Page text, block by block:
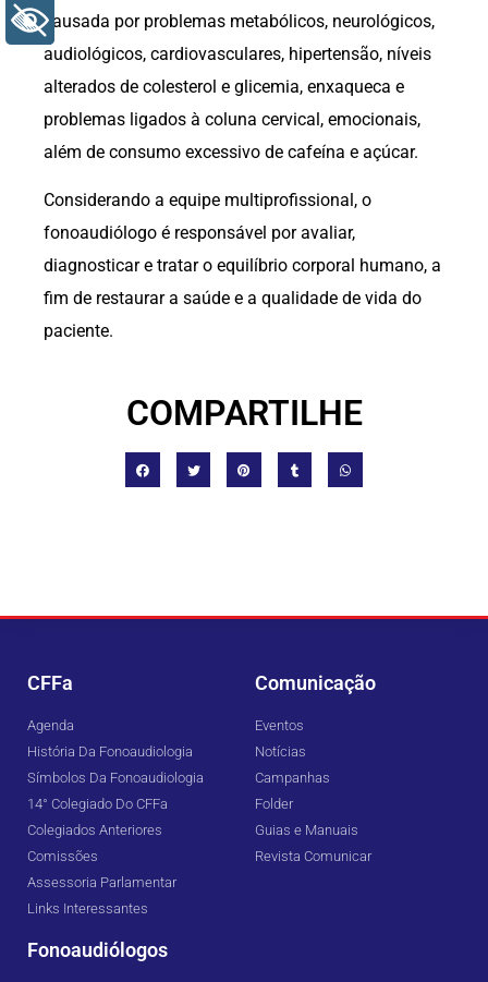
causada por problemas metabólicos, neurológicos,
audiológicos, cardiovasculares, hipertensão, níveis
alterados de colesterol e glicemia, enxaqueca e
problemas ligados à coluna cervical, emocionais,
além de consumo excessivo de cafeína e açúcar.
Considerando a equipe multiprofissional, o
fonoaudiólogo é responsável por avaliar,
diagnosticar e tratar o equilíbrio corporal humano, a
fim de restaurar a saúde e a qualidade de vida do
paciente.
COMPARTILHE
CFFa
Agenda
História Da Fonoaudiologia
Símbolos Da Fonoaudiologia
14° Colegiado Do CFFa
Colegiados Anteriores
Comissões
Assessoria Parlamentar
Links Interessantes
Comunicação
Eventos
Notícias
Campanhas
Folder
Guias e Manuais
Revista Comunicar
Fonoaudiólogos
+ Acessibilidade